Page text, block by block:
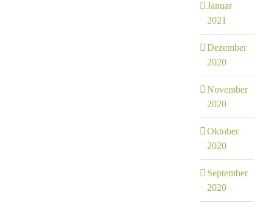
Januar
2021
Dezember
2020
November
2020
Oktober
2020
September
2020